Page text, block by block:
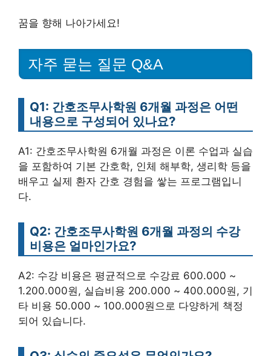
꿈을 향해 나아가세요!
자주 묻는 질문 Q&A
Q1: 간호조무사학원 6개월 과정은 어떤
내용으로 구성되어 있나요?
A1: 간호조무사학원 6개월 과정은 이론 수업과 실습
을 포함하여 기본 간호학, 인체 해부학, 생리학 등을
배우고 실제 환자 간호 경험을 쌓는 프로그램입니
다.
Q2: 간호조무사학원 6개월 과정의 수강
비용은 얼마인가요?
A2: 수강 비용은 평균적으로 수강료 600.000 ~
1.200.000원, 실습비용 200.000 ~ 400.000원, 기
타 비용 50.000 ~ 100.000원으로 다양하게 책정
되어 있습니다.